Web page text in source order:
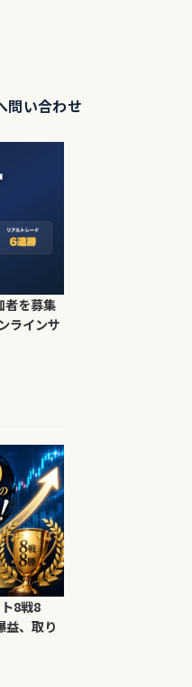
問い合わせ
者を募集
ラインサ
8戦8
、取り